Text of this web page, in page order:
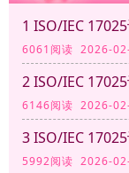
1 ISO/IEC
6061阅读 2026-
2 ISO/IEC
6146阅读 2026-
3 ISO/IEC
5992阅读 2026-